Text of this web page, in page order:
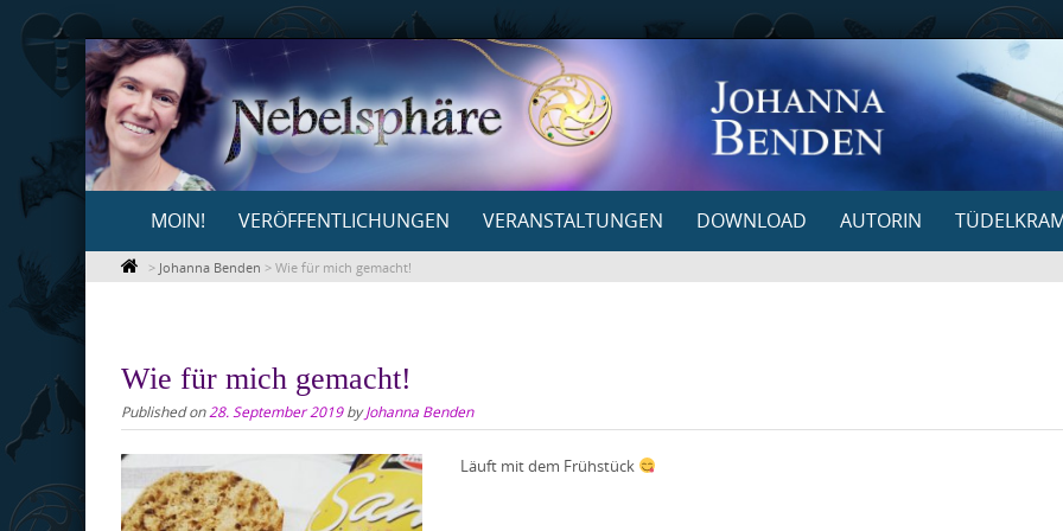
Skip
to
content
content
MOIN! VERÖFFENTLICHUNGEN VERANSTALTUNGEN DOWNLOAD AUTORIN
> Johanna Benden > Wie für mich gemacht!
Wie für mich gemacht!
Published on28. September 2019byJohanna Benden
Läuft mit dem Frühstück